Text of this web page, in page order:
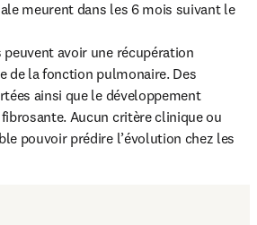
meurent dans les 6 mois suivant le
avoir une récupération
de la fonction pulmonaire. Des
ainsi que le développement
fibrosante. Aucun critère clinique ou
pouvoir prédire l’évolution chez les